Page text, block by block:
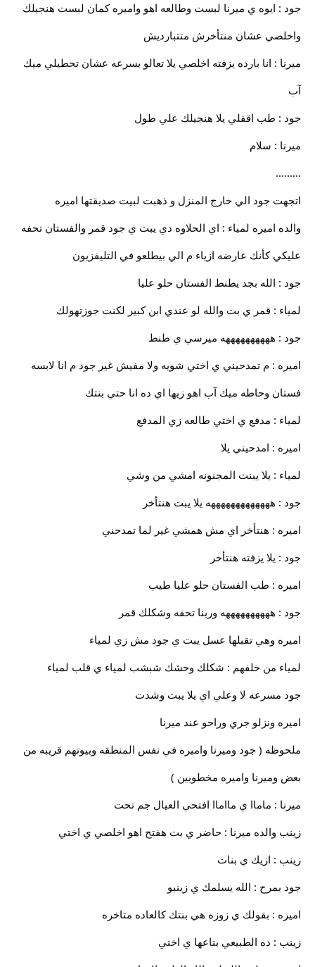
جود : ايوه ي ميرنا لبست وطالعه اهو واميره كمان لبست هنجيلك
واخلصي عشان منتأخرش متتبارديش
ميرنا : انا بارده يزفته اخلصي يلا تعالو بسرعه عشان تحطيلي ميك
آب
جود : طب اقفلي يلا هنجيلك علي طول
ميرنا : سلام
.........
اتجهت جود الي خارج المنزل و ذهبت لبيت صديقتها اميره
والده اميره لمياء : اي الحلاوه دي يبت ي جود قمر والفستان تحفه
عليكي كأنك عارضه ازياء م الي بيطلعو في التليفزيون
جود : الله بجد يطنط الفستان حلو عليا
لمياء : قمر ي بت والله لو عندي ابن كبير لكنت جوزتهولك
جود : ههههههههههه ميرسي ي طنط
اميره : م تمدحيني ي اختي شويه ولا مفيش غير جود م انا لابسه
فستان وحاطه ميك آب اهو زيها اي ده انا حتي بنتك
لمياء : مدفع ي اختي طالعه زي المدفع
اميره : امدحيني يلا
لمياء : يلا يبنت المجنونه امشي من وشي
جود : هههههههههههههه يلا يبت هنتأخر
اميره : هنتأخر اي مش همشي غير لما تمدحني
جود : يلا يزفته هنتأخر
اميره : طب الفستان حلو عليا طيب
جود : ههههههههههه وربنا تحفه وشكلك قمر
اميره وهي تقبلها عسل يبت ي جود مش زي لمياء
لمياء من خلفهم : شكلك وحشك شبشب لمياء ي قلب لمياء
جود مسرعه لا وعلي اي يلا يبت وشدت
اميره ونزلو جري وراحو عند ميرنا
ملحوظه ( جود وميرنا واميره في نفس المنطقه وبيوتهم قريبه من
بعض وميرنا واميره مخطوبين )
ميرنا : ماماا ي مااماا افتحي العيال جم تحت
زينب والده ميرنا : حاضر ي بت هفتح اهو اخلصي ي اختي
زينب : ازيك ي بنات
جود بمرح : الله يسلمك ي زينبو
اميره : بقولك ي زوزه هي بنتك كالعاده متاخره
زينب : ده الطبيعي بتاعها ي اختي